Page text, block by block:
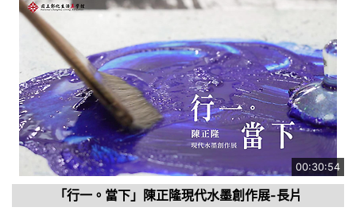
00:30:54
「行一。當下」陳正隆現代水墨創作展-長片